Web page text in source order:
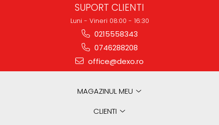
SUPORT CLIENTI
Luni - Vineri 08:00 - 16:30
0215558343
0746288208
office@dexo.ro
MAGAZINUL MEU
CLIENTI